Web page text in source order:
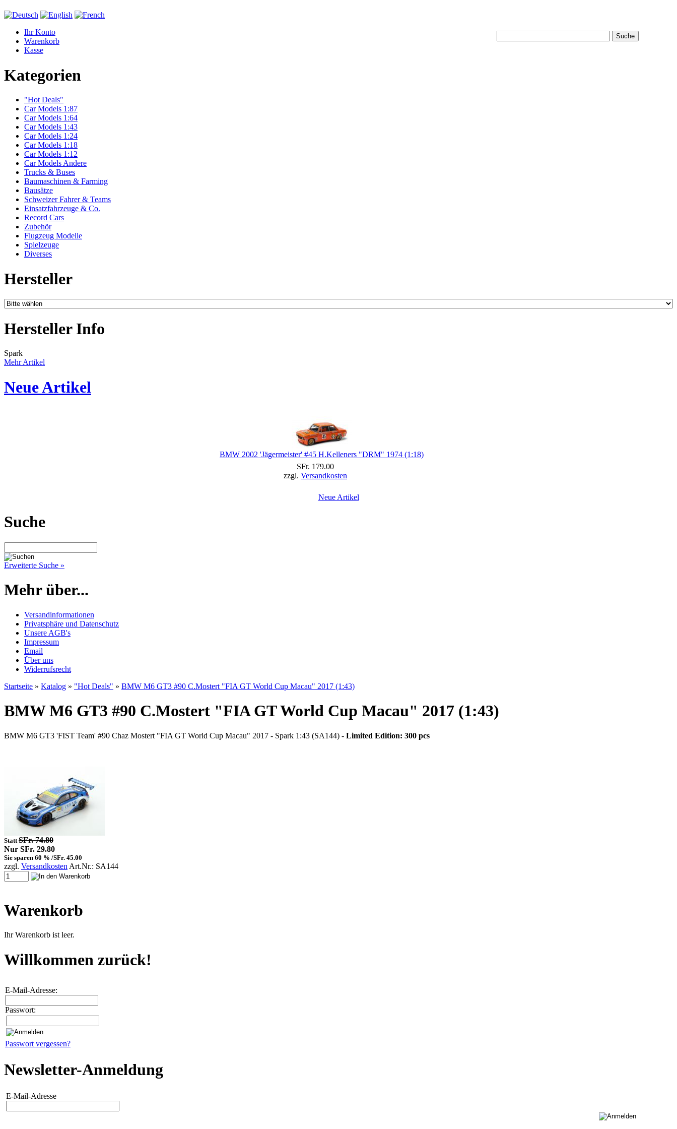
Ihr Konto
Warenkorb
Kasse
Kategorien
"Hot Deals"
Car Models 1:87
Car Models 1:64
Car Models 1:43
Car Models 1:24
Car Models 1:18
Car Models 1:12
Car Models Andere
Trucks & Buses
Baumaschinen & Farming
Bausätze
Schweizer Fahrer & Teams
Einsatzfahrzeuge & Co.
Record Cars
Zubehör
Flugzeug Modelle
Spielzeuge
Diverses
Hersteller
Hersteller Info
Spark
Mehr Artikel
Neue Artikel
BMW 2002 'Jägermeister' #45 H.Kelleners "DRM" 1974 (1:18)
SFr. 179.00
zzgl. Versandkosten
Neue Artikel
Suche
Erweiterte Suche »
Mehr über...
Versandinformationen
Privatsphäre und Datenschutz
Unsere AGB's
Impressum
Email
Über uns
Widerrufsrecht
Startseite » Katalog » "Hot Deals" » BMW M6 GT3 #90 C.Mostert "FIA GT World Cup Macau" 2017 (1:43)
BMW M6 GT3 #90 C.Mostert "FIA GT World Cup Macau" 2017 (1:43)
BMW M6 GT3 'FIST Team' #90 Chaz Mostert "FIA GT World Cup Macau" 2017 - Spark 1:43 (SA144) - Limited Edition: 300 pcs
Statt SFr. 74.80
Nur SFr. 29.80
Sie sparen 60 % /SFr. 45.00
zzgl. Versandkosten Art.Nr.: SA144
Warenkorb
Ihr Warenkorb ist leer.
Willkommen zurück!
E-Mail-Adresse:
Passwort:
Passwort vergessen?
Newsletter-Anmeldung
E-Mail-Adresse